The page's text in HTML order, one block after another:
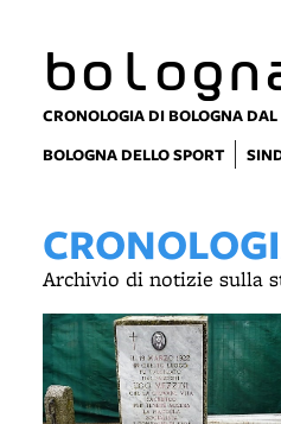
CRONOLOGIA DI BOLOGNA DAL
BOLOGNA DELLO SPORT
Archivio di notizie sulla